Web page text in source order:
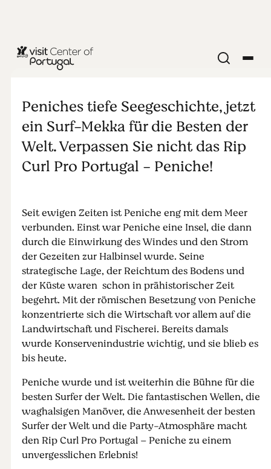
STRÄNDE & SURFEN
Peniche: ein
Paradies für
Surfer!
Peniches tiefe Seegeschichte, jetzt
ein Surf-Mekka für die Besten der
Welt. Verpassen Sie nicht das Rip
Curl Pro Portugal - Peniche!
Seit ewigen Zeiten ist Peniche eng mit dem Meer
verbunden. Einst war Peniche eine Insel, die dann
durch die Einwirkung des Windes und den Strom
der Gezeiten zur Halbinsel wurde. Seine
strategische Lage, der Reichtum des Bodens und
der Küste waren schon in prähistorischer Zeit
begehrt. Mit der römischen Besetzung von Peniche
konzentrierte sich die Wirtschaft vor allem auf die
Landwirtschaft und Fischerei. Bereits damals
wurde Konservenindustrie wichtig, und sie blieb es
bis heute.
Peniche wurde und ist weiterhin die Bühne für die
besten Surfer der Welt. Die fantastischen Wellen, die
waghalsigen Manöver, die Anwesenheit der besten
Surfer der Welt und die Party-Atmosphäre macht
den Rip Curl Pro Portugal – Peniche zu einem
unvergesslichen Erlebnis!